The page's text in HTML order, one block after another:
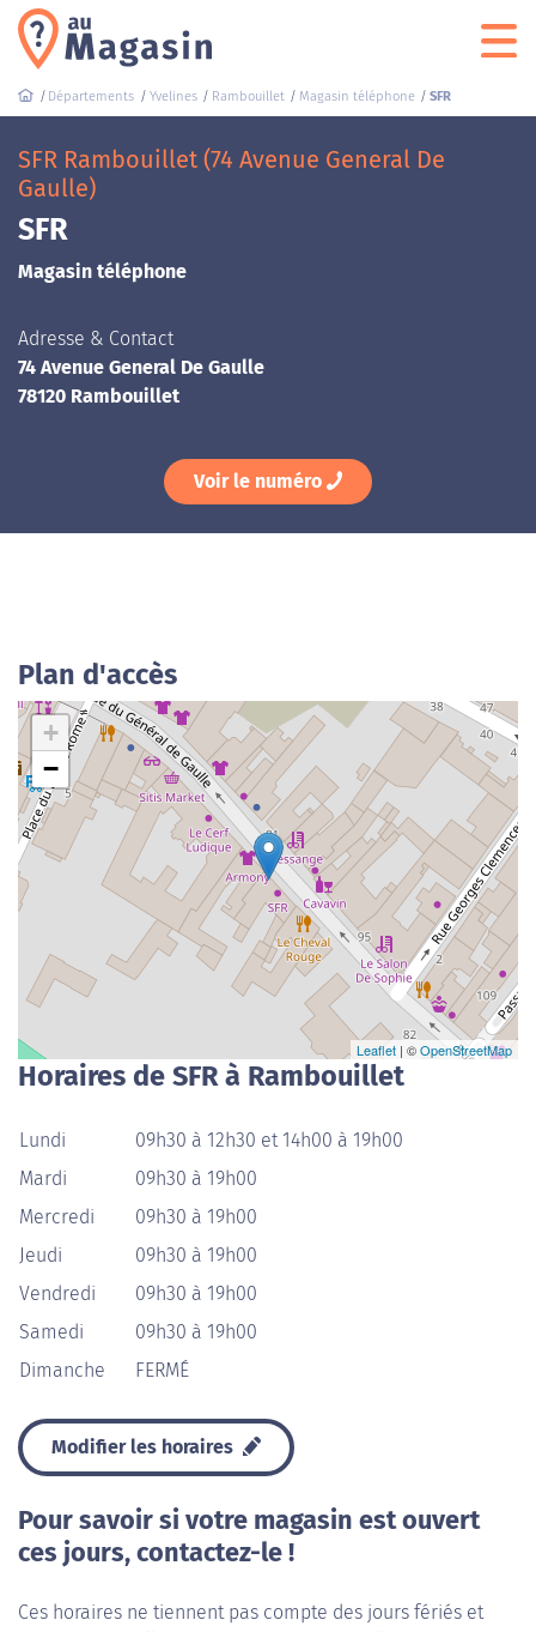
Départements Yvelines Rambouillet Magasin téléphone SFR
SFR Rambouillet (74 Avenue General De
Gaulle)
SFR
Magasin téléphone
Adresse & Contact
74 Avenue General De Gaulle
78120 Rambouillet
Voir le numéro
Plan d'accès
+
−
Leaflet | ©OpenStreetMap
Horaires de SFR à Rambouillet
Lundi
09h30 à 12h30 et 14h00 à 19h00
Mardi
09h30 à 19h00
Mercredi
09h30 à 19h00
Jeudi
09h30 à 19h00
Vendredi
09h30 à 19h00
Samedi
09h30 à 19h00
Dimanche
FERMÉ
Modifier les horaires
Pour savoir si votre magasin est ouvert
ces jours, contactez-le !
Ces horaires ne tiennent pas compte des jours fériés et